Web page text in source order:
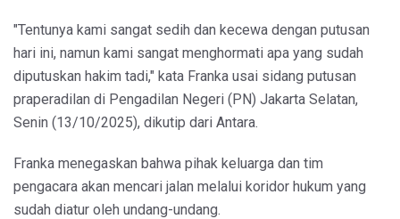
"Tentunya kami sangat sedih dan kecewa dengan putusan
hari ini, namun kami sangat menghormati apa yang sudah
diputuskan hakim tadi," kata Franka usai sidang putusan
praperadilan di Pengadilan Negeri (PN) Jakarta Selatan,
Senin (13/10/2025), dikutip dari Antara.
Franka menegaskan bahwa pihak keluarga dan tim
pengacara akan mencari jalan melalui koridor hukum yang
sudah diatur oleh undang-undang.